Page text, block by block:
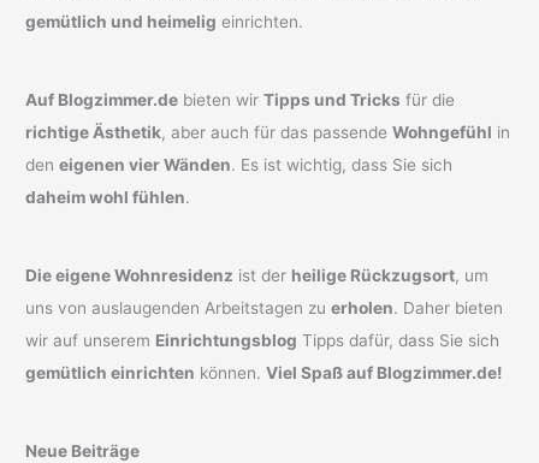
gemütlich und heimelig einrichten.
Auf Blogzimmer.de bieten wirTipps und Tricks für die
richtige Ästhetik, aber auch für das passendeWohngefühl in
deneigenen vier Wänden. Es ist wichtig, dass Sie sich
daheim wohl fühlen.
Die eigene Wohnresidenz ist der heilige Rückzugsort, um
uns von auslaugenden Arbeitstagen zuerholen. Daher bieten
wir auf unserem Einrichtungsblog Tipps dafür, dass Sie sich
gemütlich einrichten können.Viel Spaß auf Blogzimmer.de!
Neue Beiträge